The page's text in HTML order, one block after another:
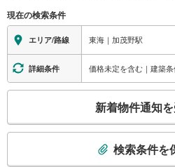
す
る
情
報
現在の検索条件
エリア/路線 東海｜加茂野駅
詳細条件 価格未定を含む｜建築
検
新着物件通知
検索条件を